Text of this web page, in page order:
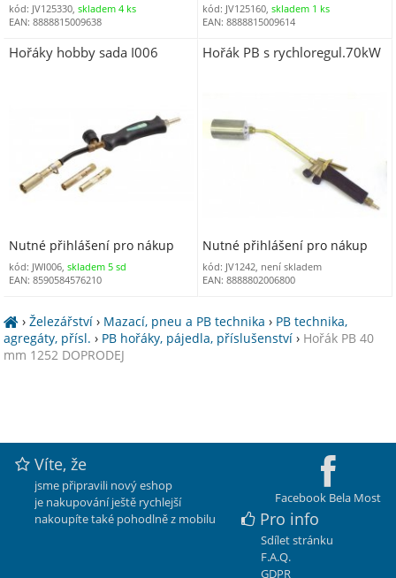
kód: JV125330, skladem 4 ks
EAN: 8888815009638
kód: JV125160,skladem 1 ks
EAN: 8888815009614
Hořáky hobby sada I006
Nutné přihlášení pro nákup
kód: JWI006, skladem 5 sd
EAN: 8590584576210
Hořák PB s rychloregul.70kW
Nutné přihlášení pro nákup
kód: JV1242, není skladem
EAN: 8888802006800
›Železářství › Mazací, pneu a PB technika › PB technika,
agregáty, přísl. › PB hořáky, pájedla, příslušenství › Hořák PB 40
mm 1252 DOPRODEJ
Facebook Bela Most
Víte, že
jsme připravili nový eshop
je nakupování ještě rychlejší
nakoupíte také pohodlně z mobilu
Pro info
Sdílet stránku
F.A.Q.
GDPR